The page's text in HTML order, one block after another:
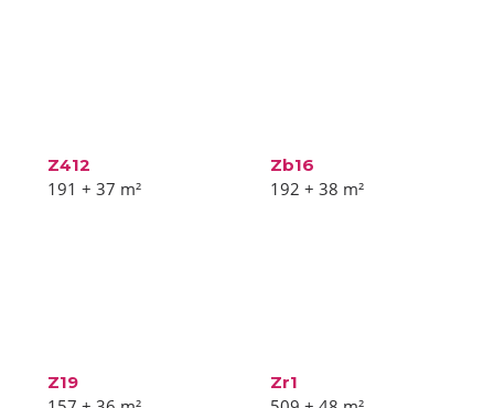
Z412
191 + 37 m²
Zb16
192 + 38 m²
Z19 Zr1